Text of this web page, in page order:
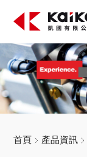
關於凱國
產品資訊
最新消息
首頁 產品資訊